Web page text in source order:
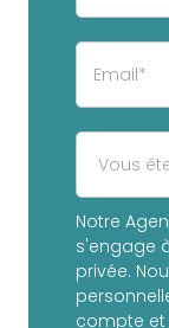
Notre
s'engage
privée.
compte et